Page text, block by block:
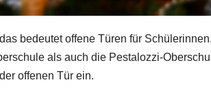
bedeutet offene Türen für
als auch die Pestalozzi-
offenen Tür ein.